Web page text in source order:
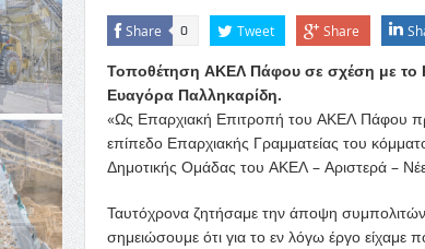
Share 0 Tweet Share
Τοποθέτηση ΑΚΕΛ Πάφου σε σχέση με το
Ευαγόρα Παλληκαρίδη.
«Ως Επαρχιακή Επιτροπή του ΑΚΕΛ Πάφου
επίπεδο Επαρχιακής Γραμματείας του
Δημοτικής Ομάδας του ΑΚΕΛ – Αριστερά –
Ταυτόχρονα ζητήσαμε την άποψη
σημειώσουμε ότι για το εν λόγω έργο